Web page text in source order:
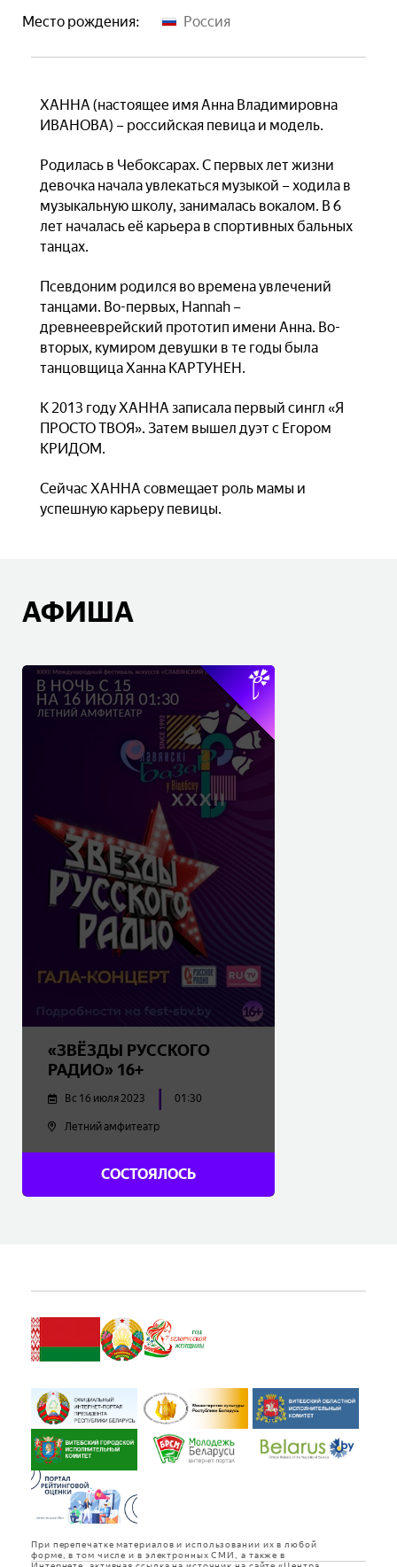
Место рождения:
Россия
ХАННА (настоящее имя Анна Владимировна
ИВАНОВА) – российская певица и модель.
Родилась в Чебоксарах. С первых лет жизни
девочка начала увлекаться музыкой – ходила в
музыкальную школу, занималась вокалом. В 6
лет началась её карьера в спортивных бальных
танцах.
Псевдоним родился во времена увлечений
танцами. Во-первых, Hannah –
древнееврейский прототип имени Анна. Во-
вторых, кумиром девушки в те годы была
танцовщица Ханна КАРТУНЕН.
К 2013 году ХАННА записала первый сингл «Я
ПРОСТО ТВОЯ». Затем вышел дуэт с Егором
КРИДОМ.
Сейчас ХАННА совмещает роль мамы и
успешную карьеру певицы.
АФИША
СОСТОЯЛОСЬ
«ЗВЁЗДЫ РУССКОГО
РАДИО» 16+
Вс 16 июля 2023 01:30
Летний амфитеатр
При перепечатке материалов и использовании их в любой
форме, в том числе и в электронных СМИ, а также в